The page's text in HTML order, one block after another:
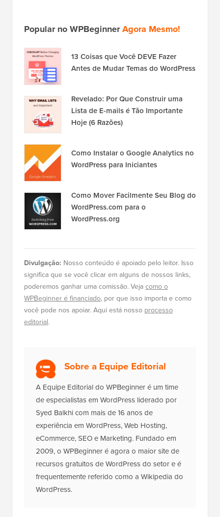
Antes de Mudar Temas do WordPress
Lista de E-mails é Tão Importante
Hoje (6 Razões)
WordPress para Iniciantes
WordPress.com para o
WordPress.org
Divulgação:Nosso conteúdo é apoiado pelo leitor. Isso
significa que se você clicar em alguns de nossos links,
poderemos ganhar uma comissão. Vejacomo o
WPBeginner é financiado, por que isso importa e como
você pode nos apoiar. Aqui está nosso processo
editorial.
A Equipe Editorial do WPBeginner é um time
de especialistas em WordPress liderado por
Syed Balkhi com mais de 16 anos de
experiência em WordPress, Web Hosting,
eCommerce, SEO e Marketing. Fundado em
2009, o WPBeginner é agora o maior site de
recursos gratuitos de WordPress do setor e é
frequentemente referido como a Wikipedia do
WordPress.